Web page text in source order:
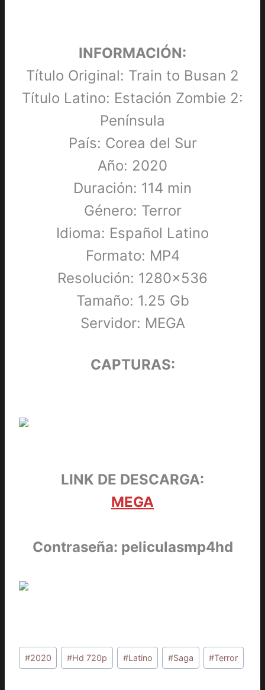
INFORMACIÓN:
Título Original: Train to Busan 2
Título Latino: Estación Zombie 2:
Península
País: Corea del Sur
Año: 2020
Duración: 114 min
Género: Terror
Idioma: Español Latino
Formato: MP4
Resolución: 1280×536
Tamaño: 1.25 Gb
Servidor: MEGA
CAPTURAS:
LINK DE DESCARGA:
MEGA
Contraseña: peliculasmp4hd
Etiquetas
de
#2020 #Hd 720p #Latino #Saga #Terror